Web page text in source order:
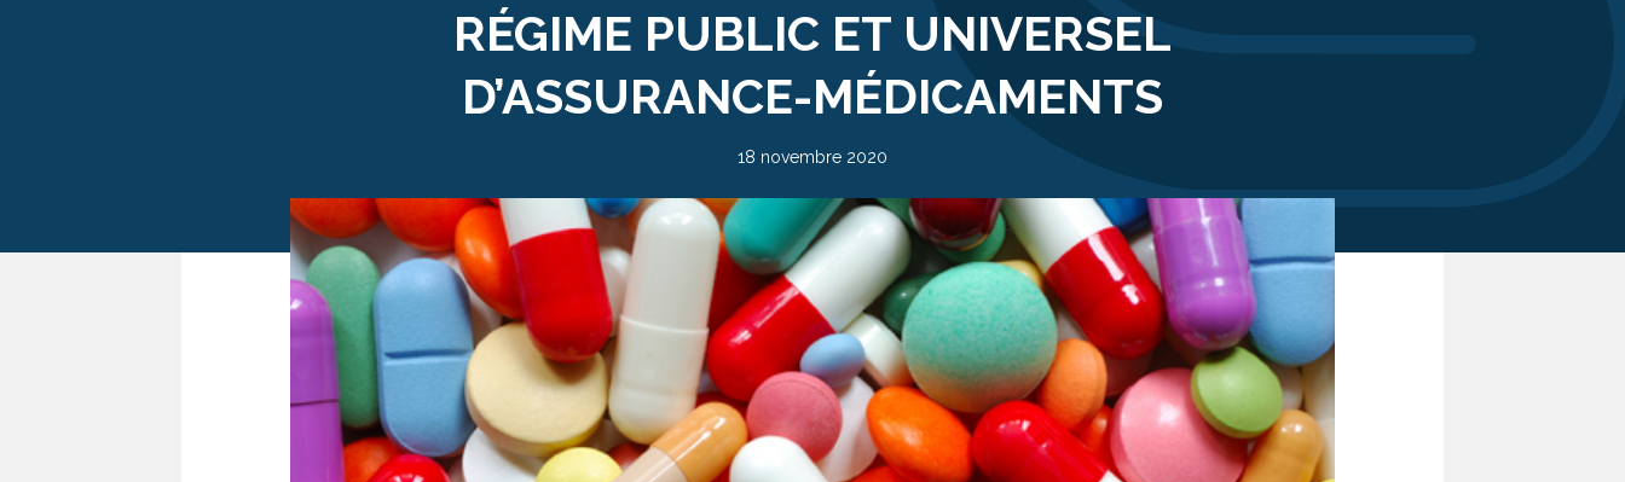
RÉGIME PUBLIC ET UNIVERSEL
D’ASSURANCE-MÉDICAMENTS
18 novembre 2020